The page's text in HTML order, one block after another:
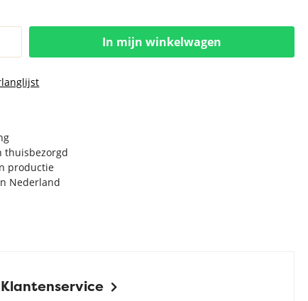
In mijn winkelwagen
thuisbezorgd
productie
Nederland
Klantenservice